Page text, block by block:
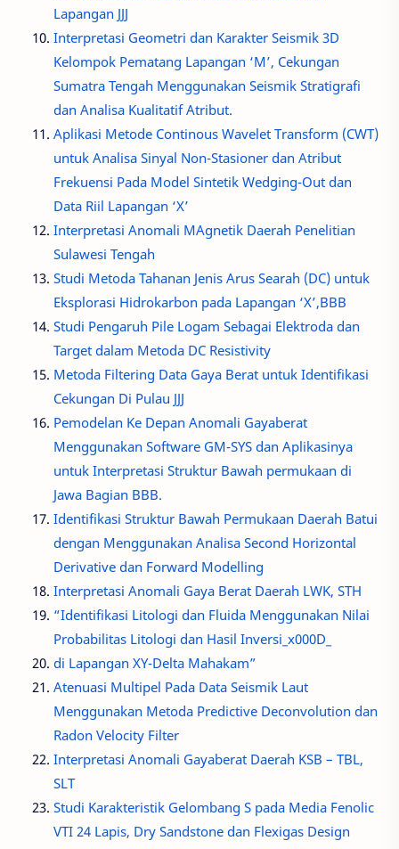
Lapangan JJJ
Interpretasi Geometri dan Karakter Seismik 3D
Kelompok Pematang Lapangan ‘M’, Cekungan
Sumatra Tengah Menggunakan Seismik Stratigrafi
dan Analisa Kualitatif Atribut.
Aplikasi Metode Continous Wavelet Transform (CWT)
untuk Analisa Sinyal Non-Stasioner dan Atribut
Frekuensi Pada Model Sintetik Wedging-Out dan
Data Riil Lapangan ‘X’
Interpretasi Anomali MAgnetik Daerah Penelitian
Sulawesi Tengah
Studi Metoda Tahanan Jenis Arus Searah (DC) untuk
Eksplorasi Hidrokarbon pada Lapangan ‘X’,BBB
Studi Pengaruh Pile Logam Sebagai Elektroda dan
Target dalam Metoda DC Resistivity
Metoda Filtering Data Gaya Berat untuk Identifikasi
Cekungan Di Pulau JJJ
Pemodelan Ke Depan Anomali Gayaberat
Menggunakan Software GM-SYS dan Aplikasinya
untuk Interpretasi Struktur Bawah permukaan di
Jawa Bagian BBB.
Identifikasi Struktur Bawah Permukaan Daerah Batui
dengan Menggunakan Analisa Second Horizontal
Derivative dan Forward Modelling
Interpretasi Anomali Gaya Berat Daerah LWK, STH
“Identifikasi Litologi dan Fluida Menggunakan Nilai
Probabilitas Litologi dan Hasil Inversi_x000D_
di Lapangan XY-Delta Mahakam”
Atenuasi Multipel Pada Data Seismik Laut
Menggunakan Metoda Predictive Deconvolution dan
Radon Velocity Filter
Interpretasi Anomali Gayaberat Daerah KSB – TBL,
SLT
Studi Karakteristik Gelombang S pada Media Fenolic
VTI 24 Lapis, Dry Sandstone dan Flexigas Design